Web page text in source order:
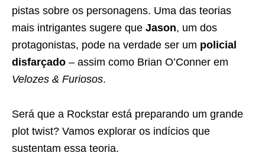
pistas sobre os personagens. Uma das teorias
mais intrigantes sugere que Jason, um dos
protagonistas, pode na verdade ser um policial
disfarçado – assim como Brian O’Conner em
Velozes & Furiosos.
Será que a Rockstar está preparando um grande
plot twist? Vamos explorar os indícios que
sustentam essa teoria.